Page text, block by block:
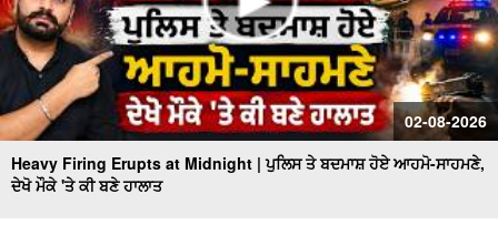
02-08-2026
Heavy Firing Erupts at Midnight | ਪੁਲਿਸ ਤੇ ਬਦਮਾਸ਼ ਹੋਏ ਆਹਮੋ-ਸਾਹਮਣੇ,
ਦੇਖੋ ਮੌਕੇ 'ਤੇ ਕੀ ਬਣੇ ਹਾਲਾਤ